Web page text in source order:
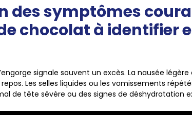
des symptômes
chocolat à identifier
signale souvent un excès. La nausée
Les selles liquides ou les vomissements
de tête sévère ou des signes de déshydratation